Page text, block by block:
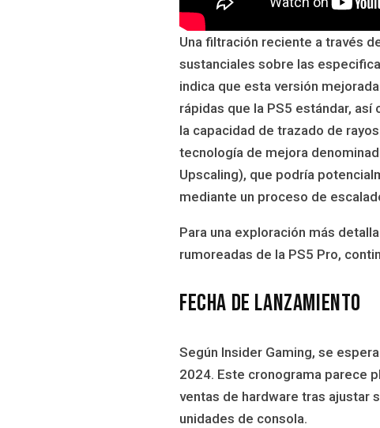
Una filtración reciente a través
sustanciales sobre las
indica que esta versión
rápidas que la PS5 estándar,
la capacidad de trazado de
tecnología de mejora
Upscaling), que podría
mediante un proceso de
Para una exploración más
rumoreadas de la PS5 Pro,
Fecha de lanzamiento
Según Insider Gaming, se
2024. Este cronograma parece
ventas de hardware tras ajustar
unidades de consola.